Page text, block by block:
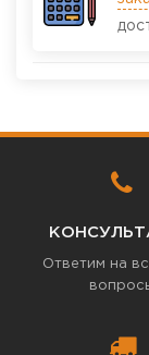
Ответим на